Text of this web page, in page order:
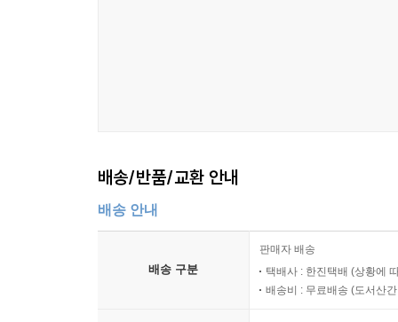
배송/반품/교환 안내
배송 안내
배송 구분
판매자 배송
택배사 : 한진택배 (상황에
배송비 : 무료배송 (도서산